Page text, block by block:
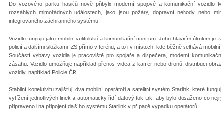
Do vozového parku hasičů nově přibylo moderní spojové a komunikační vozidlo
rozsáhlých mimořádných událostech, jako jsou požáry, dopravní nehody nebo
integrovaného záchranného systému.
Vozidlo funguje jako mobilní velitelské a komunikační centrum. Jeho hlavním úkolem je
policií a dalšími složkami IZS přímo v terénu, a to i v místech, kde běžně selhává
Součástí výbavy vozidla je pracoviště pro spojaře a dispečera, moderní
zásahu. Vozidlo umožňuje například přenos videa z kamer nebo dronů, distribuci
vozidly, například Policie ČR.
Stabilní konektivitu zajišťují dva mobilní operátoři a satelitní systém Starlink, které
vytížení jednotlivých linek a automaticky řídí datový tok tak, aby bylo dosaženo co
připraveno i na připojení dalšího systému Starlink v případě výpadku operátorů.